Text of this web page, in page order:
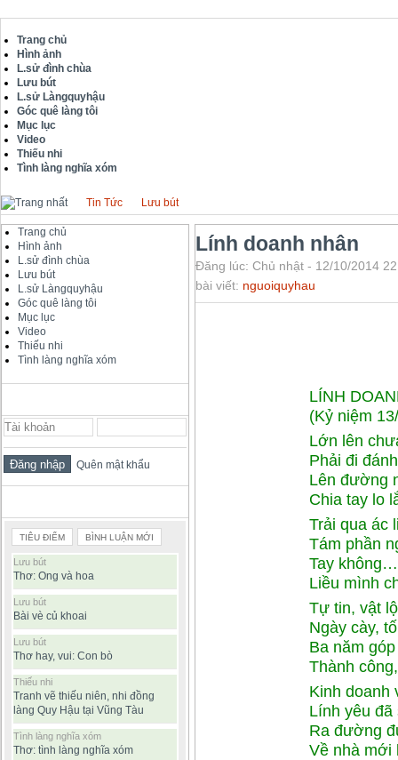
Trang chủ
Hình ảnh
L.sử đình chùa
Lưu bút
L.sử Làngquyhậu
Góc quê làng tôi
Mục lục
Video
Thiếu nhi
Tình làng nghĩa xóm
Tin Tức Lưu bút
Trang chủ
Hình ảnh
L.sử đình chùa
Lưu bút
L.sử Làngquyhậu
Góc quê làng tôi
Mục lục
Video
Thiếu nhi
Tình làng nghĩa xóm
Quên mật khẩu
TIÊU ĐIỂM BÌNH LUẬN MỚI
Lưu bút
Thơ: Ong và hoa
Lưu bút
Bài vè củ khoai
Lưu bút
Thơ hay, vui: Con bò
Thiếu nhi
Tranh vẽ thiếu niên, nhi đồng
làng Quy Hậu tại Vũng Tàu
Tình làng nghĩa xóm
Thơ: tình làng nghĩa xóm
Lính doanh nhân
Đăng lúc: Chủ nhật - 12/10/2014
bài viết: nguoiquyhau
LÍNH
(Kỷ niệm
Lớn lên
Phải đi
Lên đường
Chia tay lo
Trải qua ác
Tám phần
Tay
Liều mình
Tự tin, vật
Ngày cày,
Ba năm
Thành
Kinh doanh
Lính yêu đã
Ra đường
Về nhà mới